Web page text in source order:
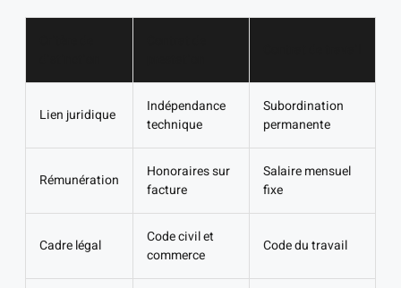
Lien juridique
Indépendance
technique
Subordination
permanente
Rémunération
Honoraires sur
facture
Salaire mensuel
fixe
Cadre légal
Code civil et
commerce
Code du travail